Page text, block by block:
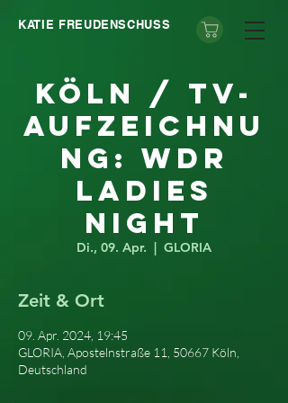
KATIE FREUDENSCHUSS
Köln / TV-
Aufzeichnu
ng: WDR
Ladies
Night
Di., 09. Apr.
  |
GLORIA
Zeit & Ort
09. Apr. 2024, 19:45
GLORIA, Apostelnstraße 11, 50667 Köln,
Deutschland